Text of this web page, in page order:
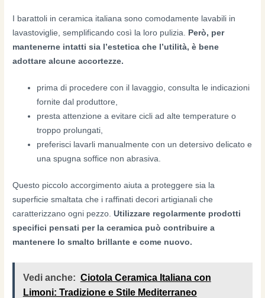
I barattoli in ceramica italiana sono comodamente lavabili in
lavastoviglie, semplificando così la loro pulizia. Però, per
mantenerne intatti sia l’estetica che l’utilità, è bene
adottare alcune accortezze.
prima di procedere con il lavaggio, consulta le indicazioni
fornite dal produttore,
presta attenzione a evitare cicli ad alte temperature o
troppo prolungati,
preferisci lavarli manualmente con un detersivo delicato e
una spugna soffice non abrasiva.
Questo piccolo accorgimento aiuta a proteggere sia la
superficie smaltata che i raffinati decori artigianali che
caratterizzano ogni pezzo.Utilizzare regolarmente prodotti
specifici pensati per la ceramica può contribuire a
mantenere lo smalto brillante e come nuovo.
Vedi anche: Ciotola Ceramica Italiana con
Limoni: Tradizione e Stile Mediterraneo